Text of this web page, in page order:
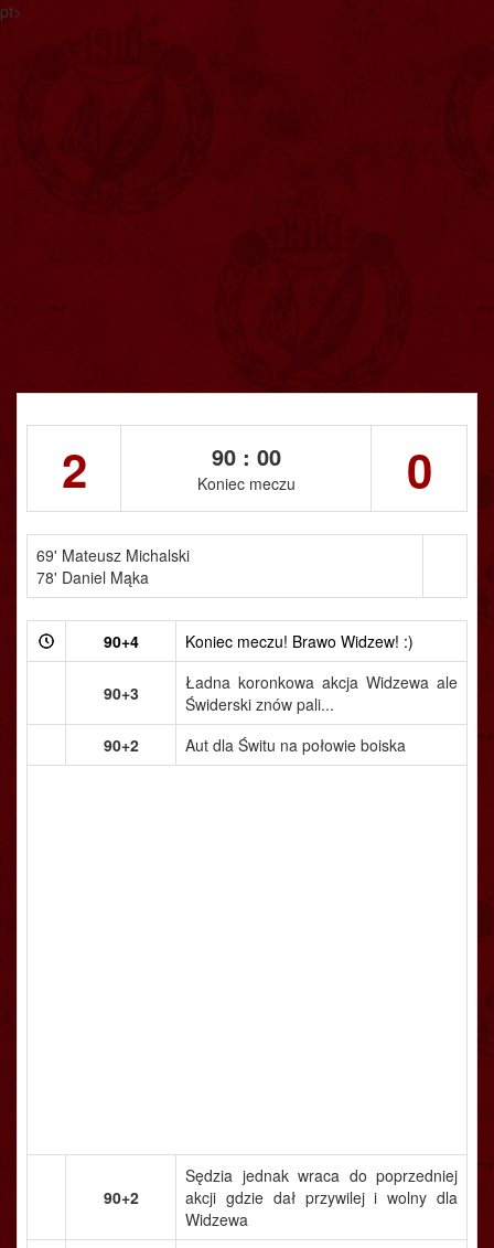
pt>
2 90 : 00
Koniec meczu 0
69' Mateusz Michalski
78' Daniel Mąka
90+4 Koniec meczu! Brawo Widzew! :)
90+3
Ładna koronkowa akcja Widzewa ale
Świderski znów pali...
90+2
Aut dla Świtu na połowie boiska
90+2
Sędzia jednak wraca do poprzedniej
akcji gdzie dał przywilej i wolny dla
Widzewa